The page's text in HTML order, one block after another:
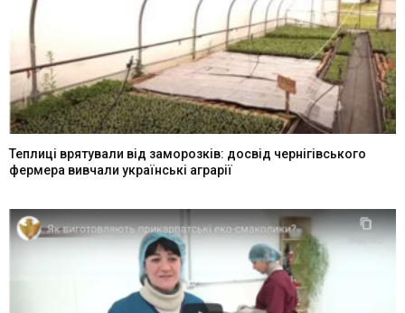
Теплиці врятували від заморозків: досвід чернігівського
фермера вивчали українські аграрії